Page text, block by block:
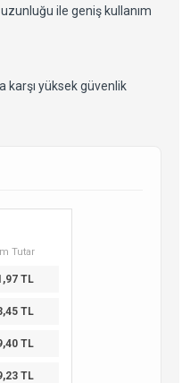
ile geniş kullanım
karşı yüksek güvenlik
Tutar
TL
TL
TL
TL